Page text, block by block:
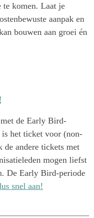
te komen. Laat je
aanpak en
bouwen aan groei én
de Early Bird-
is het ticket voor (non-
de andere tickets met
mogen liefst
De Early Bird-periode
snel aan!